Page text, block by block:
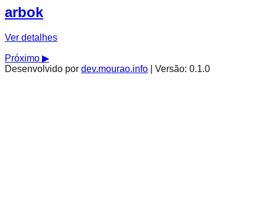
arbok
Ver detalhes
Próximo ▶
Desenvolvido por dev.mourao.info | Versão: 0.1.0